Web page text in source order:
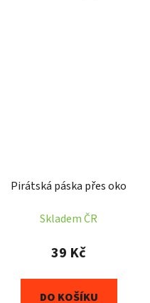
Pirátská páska přes oko
Skladem ČR
39 Kč
DO KOŠÍKU